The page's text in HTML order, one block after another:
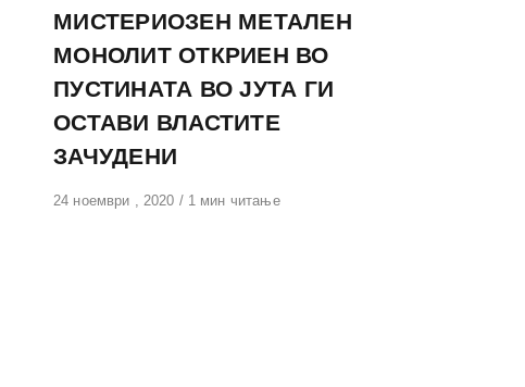
МИСТЕРИОЗЕН МЕТАЛЕН
МОНОЛИТ ОТКРИЕН ВО
ПУСТИНАТА ВО ЈУТА ГИ
ОСТАВИ ВЛАСТИТЕ
ЗАЧУДЕНИ
Објавено
24 ноември , 2020 1 мин читање